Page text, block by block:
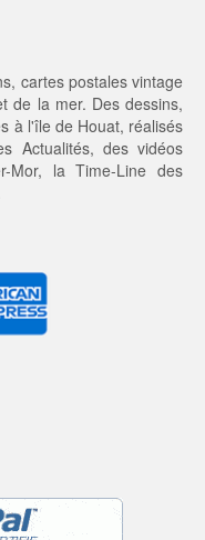
cartes postales vintage
de la mer. Des dessins,
à l'île de Houat, réalisés
Actualités, des vidéos
Mor, laTime-Line des